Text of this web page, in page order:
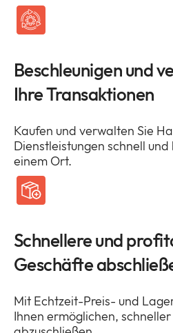
Beschleunigen und
Ihre Transaktionen
Kaufen und verwalten Sie
Dienstleistungen schnell
einem Ort.
Schnellere und
Geschäfte
Mit Echtzeit-Preis- und
Ihnen ermöglichen,